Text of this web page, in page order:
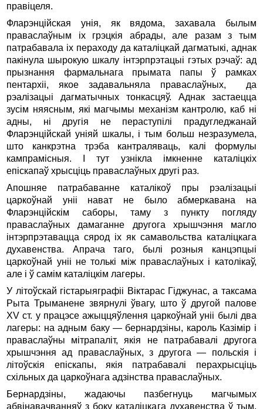
правіцеля.
Фларэнційская унія, як вядома, захавала былым
праваслаўным іх грэцкія абрады, але разам з тым
патрабавала іх пераходу да каталіцкай дагматыкі, аднак
пакінула шырокую шкалу інтэрпрэтацыі гэтых рэчаў: ад
прызнання фармальнага прымата папы ў рамках
пентархіі, якое задавальняла праваслаўных, да
рэалізацыі дагматычных тонкасцяў. Аднак застаецца
зусім няясным, які магчымы механізм кантролю, каб ні
адны, ні другія не пераступілі прадугледжанай
Фларэнційскай уніяй шкалы, і тым больш незразумела,
што канкрэтна трэба кантраляваць, калі формулы
кампрамісныя. І тут узнікла імкненне каталіцкіх
епіскапаў хрысціць праваслаўных другі раз.
Апошняе патрабаванне каталікоў пры рэалізацыі
царкоўнай уніі нават не было абмеркавана на
Фларэнційскім саборы, таму з пункту погляду
праваслаўных дамаганне другога хрышчэння магло
інтэрпрэтавацца сярод іх як самавольства каталіцкага
духавенства. Апрача таго, былі розныя канцэпцыі
царкоўнай уніі не толькі між праваслаўных і католікаў,
але і ў самім каталіцкім лагеры.
У літоўскай гістарыяграфіі Віктарас Гіджунас, а таксама
Рыта Трыманене звярнулі ўвагу, што ў другой палове
XV ст. у працэсе ажыццяўлення царкоўнай уніі былі два
лагеры: на адным баку — бернардзіны, кароль Казімір і
праваслаўны мітрапаліт, якія не патрабавалі другога
хрышчэння ад праваслаўных, з другога — польскія і
літоўскія епіскапы, якія патрабавалі перахрысціць
схільных да царкоўнага адзінства праваслаўных.
Бернардзіны, жадаючы пазбегнуць магчымых
абвінавачванняў з боку каталіцкага духавенства ў тым,